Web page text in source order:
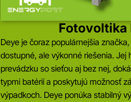
Fotovoltika
Deye je čoraz populárnejšia
dostupné, ale výkonné riešenia. Jej
prevádzku so sieťou aj bez nej,
typmi batérií a poskytujú možnosť
výpadkoch. Deye ponúka stabilný